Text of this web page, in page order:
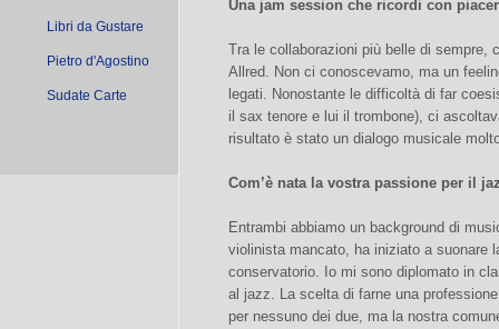
Libri da Gustare
Pietro d'Agostino
Sudate Carte
Una jam session che ricordi con
Tra le collaborazioni più belle di sempre,
Allred. Non ci conoscevamo, ma un
legati. Nonostante le difficoltà di far
il sax tenore e lui il trombone), ci
risultato è stato un dialogo musicale
Com’è nata la vostra passione per il
Entrambi abbiamo un background di
violinista mancato, ha iniziato a suonare
conservatorio. Io mi sono diplomato in
al jazz. La scelta di farne una
per nessuno dei due, ma la nostra